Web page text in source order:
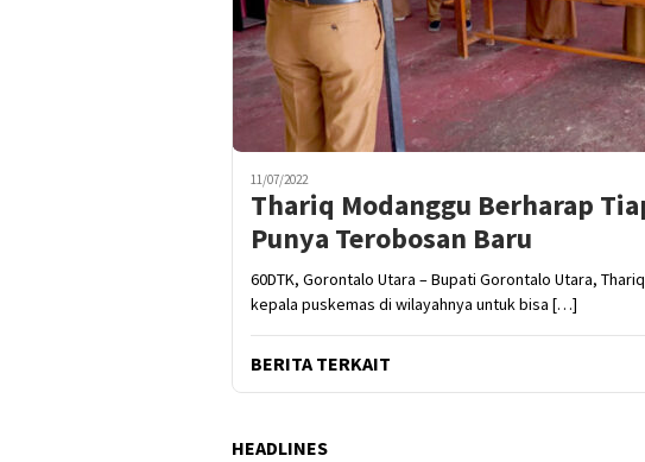
11/07/2022
Thariq Modanggu Berharap
Punya Terobosan Baru
60DTK, Gorontalo Utara – Bupati Gorontalo Utara,
kepala puskemas di wilayahnya untuk bisa […]
BERITA TERKAIT
HEADLINES